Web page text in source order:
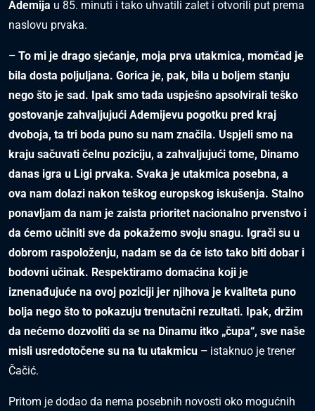
Ademija u 85. minuti i tako uhvatili zalet i otvorili put prema
naslovu prvaka.
– To mi je drago sjećanje, moja prva utakmica, momčad je
bila dosta poljuljana. Gorica je, pak, bila u boljem stanju
nego što je sad. Ipak smo tada uspješno apsolvirali teško
gostovanje zahvaljujući Ademijevu pogotku pred kraj
dvoboja, ta tri boda puno su nam značila. Uspjeli smo na
kraju sačuvati čelnu poziciju, a zahvaljujući tome, Dinamo
danas igra u Ligi prvaka. Svaka je utakmica posebna, a
ova nam dolazi nakon teškog europskog iskušenja. Stalno
ponavljam da nam je zaista prioritet nacionalno prvenstvo i
da ćemo učiniti sve da pokažemo svoju snagu. Igrači su u
dobrom raspoloženju, nadam se da će isto tako biti dobar i
bodovni učinak. Respektiramo domaćina koji je
iznenađujuće na ovoj poziciji jer njihova je kvaliteta puno
bolja nego što to pokazuju trenutačni rezultati. Ipak, držim
da nećemo dozvoliti da se na Dinamu itko „čupa“, sve naše
misli usredotočene su na tu utakmicu – istaknuo je trener
Čačić.
Pritom je dodao da nema posebnih novosti oko mogućnih